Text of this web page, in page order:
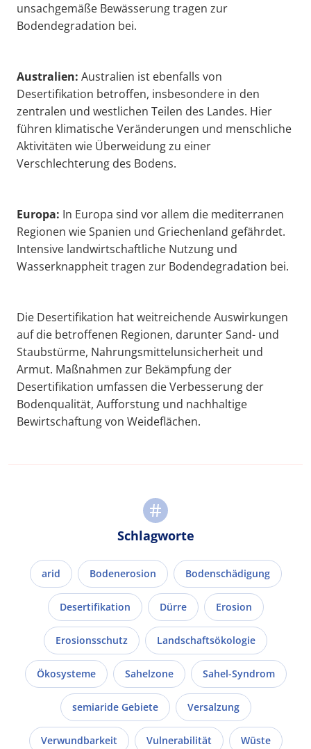
unsachgemäße Bewässerung tragen zur
Bodendegradation bei.
Australien: Australien ist ebenfalls von
Desertifikation betroffen, insbesondere in den
zentralen und westlichen Teilen des Landes. Hier
führen klimatische Veränderungen und menschliche
Aktivitäten wie Überweidung zu einer
Verschlechterung des Bodens.
Europa: In Europa sind vor allem die mediterranen
Regionen wie Spanien und Griechenland gefährdet.
Intensive landwirtschaftliche Nutzung und
Wasserknappheit tragen zur Bodendegradation bei.
Die Desertifikation hat weitreichende Auswirkungen
auf die betroffenen Regionen, darunter Sand- und
Staubstürme, Nahrungsmittelunsicherheit und
Armut. Maßnahmen zur Bekämpfung der
Desertifikation umfassen die Verbesserung der
Bodenqualität, Aufforstung und nachhaltige
Bewirtschaftung von Weideflächen.
Schlagworte
arid Bodenerosion Bodenschädigung
Desertifikation Dürre Erosion
Erosionsschutz Landschaftsökologie
Ökosysteme Sahelzone Sahel-Syndrom
semiaride Gebiete Versalzung
Verwundbarkeit Vulnerabilität Wüste